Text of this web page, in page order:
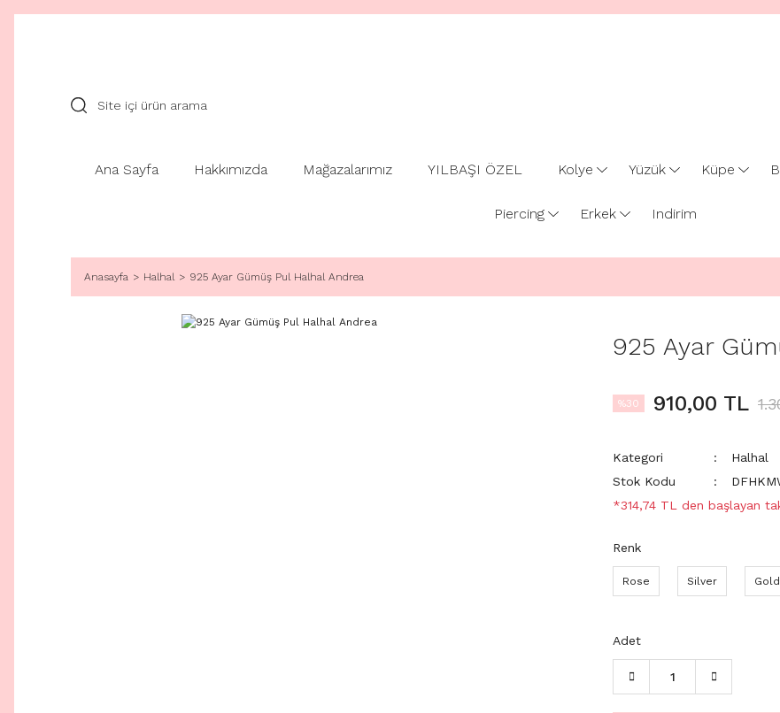
Ana Sayfa Hakkımızda Mağazalarımız YILBAŞI ÖZEL Kolye Yüzük Küpe
Piercing Erkek Indirim
Anasayfa Halhal 925 Ayar Gümüş Pul Halhal Andrea
925 Ayar
%30 910,00 TL
Kategori
Halhal
Stok Kodu
*314,74 TL den başlayan
Renk
Rose Silver Gold
Adet